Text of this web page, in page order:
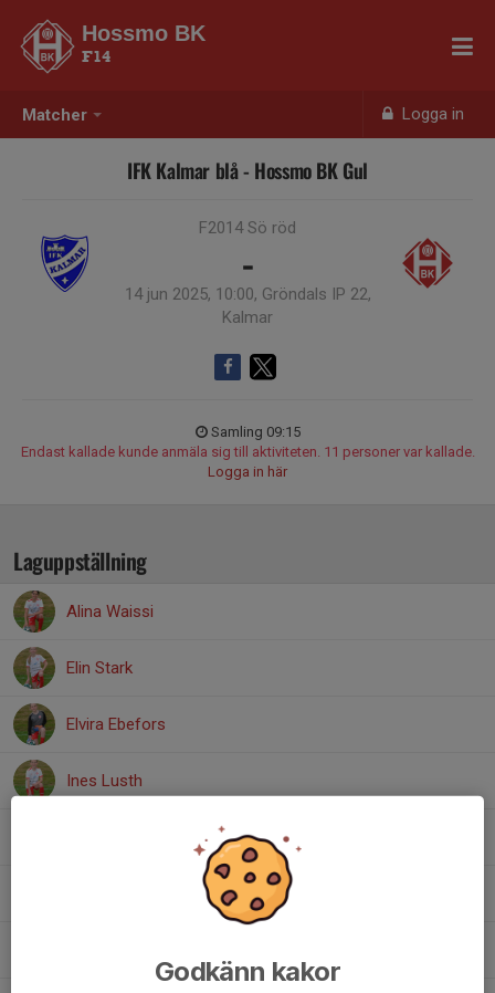
Matcher Logga in
Hossmo BK
F14
IFK Kalmar blå - Hossmo BK Gul
F2014 Sö röd
-
14 jun 2025, 10:00, Gröndals IP 22,
Kalmar
Samling 09:15
Endast kallade kunde anmäla sig till aktiviteten. 11 personer var kallade.
Logga in här
Laguppställning
Alina Waissi
Elin Stark
Elvira Ebefors
Ines Lusth
Lovisa Henningsson Åstrandh
Godkänn kakor